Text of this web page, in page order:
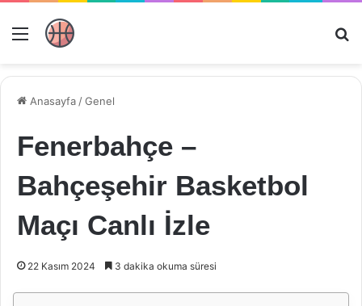
Menü
Anasayfa /Genel
Fenerbahçe –
Bahçeşehir Basketbol
Maçı Canlı İzle
22 Kasım 2024 3 dakika okuma süresi